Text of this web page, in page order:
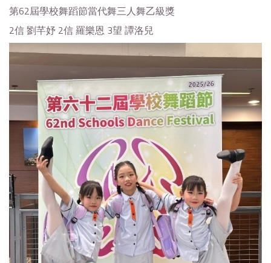
第62屆學校舞蹈節當代舞三人舞乙級獎
2信 劉芊妤 2信 羅樂恩 3望 譚洛兒